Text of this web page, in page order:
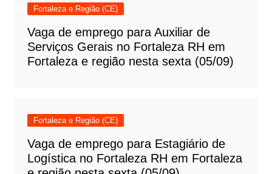
Fortaleza e Região (CE)
Vaga de emprego para Auxiliar de
Serviços Gerais no Fortaleza RH em
Fortaleza e região nesta sexta (05/09)
Fortaleza e Região (CE)
Vaga de emprego para Estagiário de
Logística no Fortaleza RH em Fortaleza